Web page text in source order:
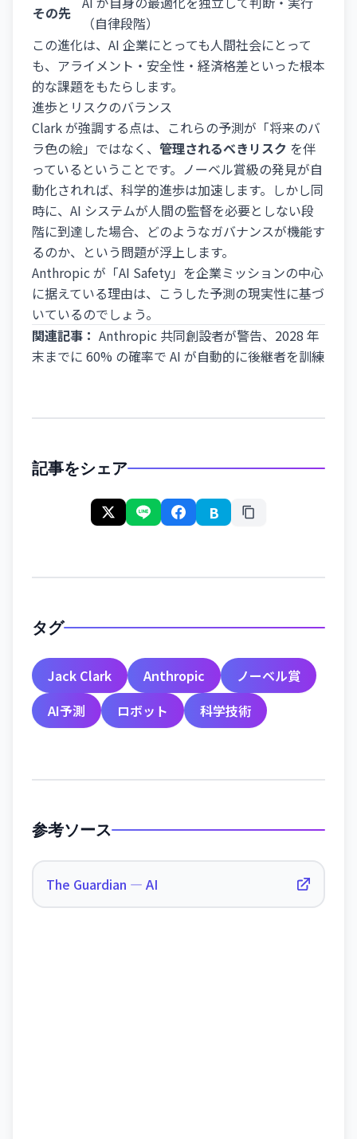
その先
（自律段階）
この進化は、AI 企業にとっても人間社会にとって
も、アライメント・安全性・経済格差といった根本
的な課題をもたらします。
進歩とリスクのバランス
Clark が強調する点は、これらの予測が「将来のバ
ラ色の絵」ではなく、 管理されるべきリスク を伴
っているということです。ノーベル賞級の発見が自
動化されれば、科学的進歩は加速します。しかし同
時に、AI システムが人間の監督を必要としない段
階に到達した場合、どのようなガバナンスが機能す
るのか、という問題が浮上します。
Anthropic が「AI Safety」を企業ミッションの中心
に据えている理由は、こうした予測の現実性に基づ
いているのでしょう。
関連記事： Anthropic 共同創設者が警告、2028 年
末までに 60% の確率で AI が自動的に後継者を訓練
記事をシェア
B
タグ
Jack Clark Anthropic
ノーベル賞
AI予測
ロボット 科学技術
参考ソース
The Guardian — AI